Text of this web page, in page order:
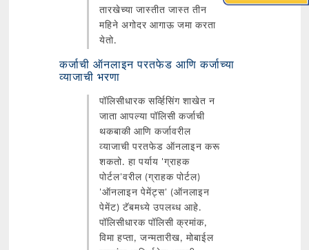
तारखेच्या जास्तीत जास्त तीन
महिने अगोदर आगाऊ जमा करता
येतो.
कर्जाची ऑनलाइन परतफेड आणि कर्जाच्या
व्याजाची भरणा
पॉलिसीधारक सर्व्हिसिंग शाखेत न
जाता आपल्या पॉलिसी कर्जाची
थकबाकी आणि कर्जावरील
व्याजाची परतफेड ऑनलाइन करू
शकतो. हा पर्याय 'ग्राहक
पोर्टल'वरील (ग्राहक पोर्टल)
'ऑनलाइन पेमेंट्स' (ऑनलाइन
पेमेंट) टॅबमध्ये उपलब्ध आहे.
पॉलिसीधारक पॉलिसी क्रमांक,
विमा हप्ता, जन्मतारीख, मोबाईल